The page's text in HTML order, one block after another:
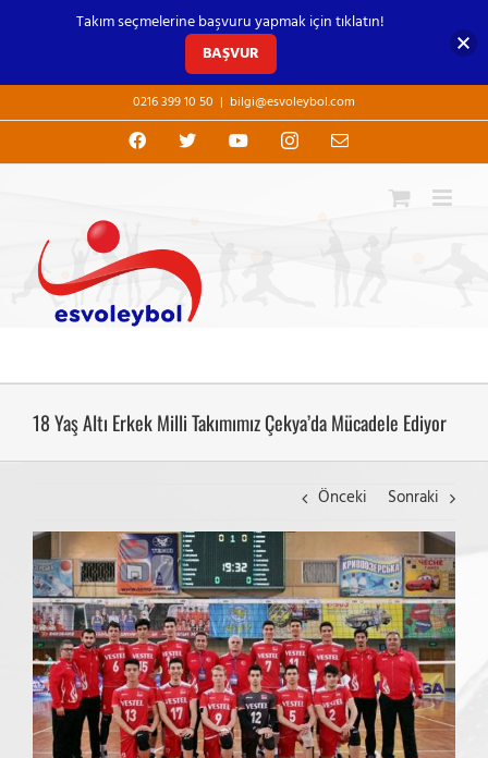
to
0216 399 10 50 | bilgi@esvoleybol.com
Facebook
X YouTubeInstagram
E-
18 Yaş Altı Erkek Milli Takımımız Çekya’da Mücadele Ediyor
Önceki
Sonraki
View
Larger
Image
Takım seçmelerine başvuru yapmak için tıklatın!
BAŞVUR